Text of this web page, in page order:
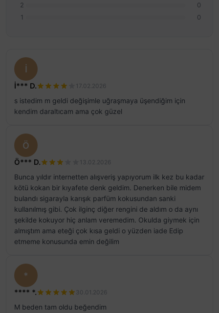
2
0
1
0
İ
İ*** D. 17.02.2026
s istedim m geldi değişimle uğraşmaya üşendiğim için
kendim daraltıcam ama çok güzel
Ö
Ö*** D. 13.02.2026
Bunca yıldır internetten alışveriş yapıyorum ilk kez bu kadar
kötü kokan bir kıyafete denk geldim. Denerken bile midem
bulandı sigarayla karışık parfüm kokusundan sanki
kullanılmış gibi. Çok ilginç diğer rengini de aldım o da aynı
şekilde kokuyor hiç anlam veremedim. Okulda giymek için
almıştım ama eteği çok kısa geldi o yüzden iade Edip
etmeme konusunda emin değilim
*
**** *. 30.01.2026
M beden tam oldu beğendim